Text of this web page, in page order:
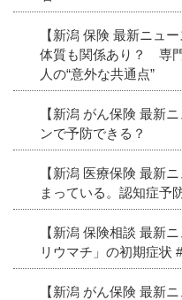
【新潟 保険 最新ニュ
体質も関係あり？ 専
人の“意外な共通点”
【新潟 がん保険 最新
ンで予防できる？
【新潟 医療保険 最新
まっている。認知症予
【新潟 保険相談 最新
リウマチ」の初期症状
【新潟 がん保険 最新